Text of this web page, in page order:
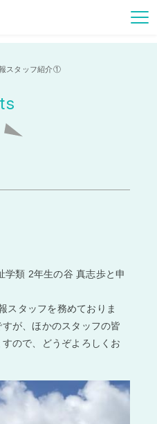
スタッフ紹介①
学類 2年生の谷 真志歩と申
スタッフを務めておりま
が、ほかのスタッフの皆
ので、どうぞよろしくお